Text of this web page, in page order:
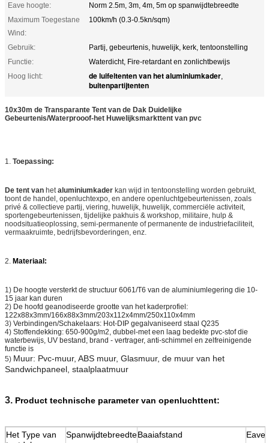
Eave hoogte:
Norm 2.5m, 3m, 4m, 5m op spanwijdtebreedte
Maximum Toegestane
Wind:
100km/h (0.3-0.5kn/sqm)
Gebruik:
Partij, gebeurtenis, huwelijk, kerk, tentoonstelling
Functie:
Waterdicht, Fire-retardant en zonlichtbewijs
Hoog licht:
de luifeltenten van het aluminiumkader,
buitenpartijtenten
10x30m de Transparante Tent van de Dak Duidelijke
Gebeurtenis/Waterprooof-het Huwelijksmarkttent van pvc
1. Toepassing:
De tent van hetaluminiumkader kan wijd in tentoonstelling worden gebruikt,
toont de handel, openluchtexpo, en andere openluchtgebeurtenissen, zoals
privé & collectieve partij, viering, huwelijk, huwelijk, commerciële activiteit,
sportengebeurtenissen, tijdelijke pakhuis & workshop, militaire, hulp &
noodsituatieoplossing, semi-permanente of permanente de industriefaciliteit,
vermaakruimte, bedrijfsbevorderingen, enz.
2. Materiaal:
1) De hoogte versterkt de structuur 6061/T6 van de aluminiumlegering die 10-
15 jaar kan duren
2) De hoofd geanodiseerde grootte van het kaderprofiel:
122x88x3mm/166x88x3mm/203x112x4mm/250x110x4mm
3) Verbindingen/Schakelaars: Hot-DIP gegalvaniseerd staal Q235
4) Stoffendekking: 650-900g/m2, dubbel-met een laag bedekte pvc-stof die
waterbewijs, UV bestand, brand - vertrager, anti-schimmel en zelfreinigende
functie is
5) Muur: Pvc-muur, ABS muur, Glasmuur, de muur van het
Sandwichpaneel, staalplaatmuur
3. Product technische parameter van openluchttent:
Het Type van
SpanwijdtebreedteBaaiafstand Eave